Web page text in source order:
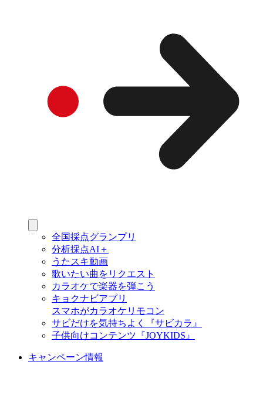
全国採点グランプリ
分析採点AI＋
うたスキ動画
歌いたい曲をリクエスト
カラオケで楽器を弾こう
キョクナビアプリ
スマホがカラオケリモコン
サビだけを気持ちよく『サビカラ』
子供向けコンテンツ『JOYKIDS』
キャンペーン情報